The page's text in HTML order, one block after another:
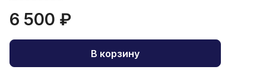
6 500 ₽
В корзину